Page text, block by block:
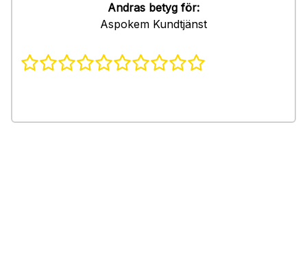
Andras betyg för:
Aspokem Kundtjänst